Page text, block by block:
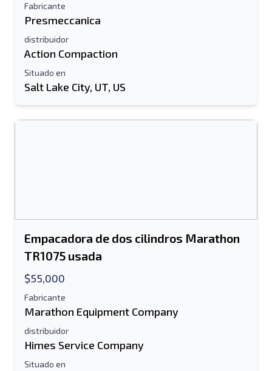
Fabricante
Presmeccanica
distribuidor
Action Compaction
Situado en
Salt Lake City, UT, US
Empacadora de dos cilindros Marathon
TR1075 usada
$55,000
Fabricante
Marathon Equipment Company
distribuidor
Himes Service Company
Situado en